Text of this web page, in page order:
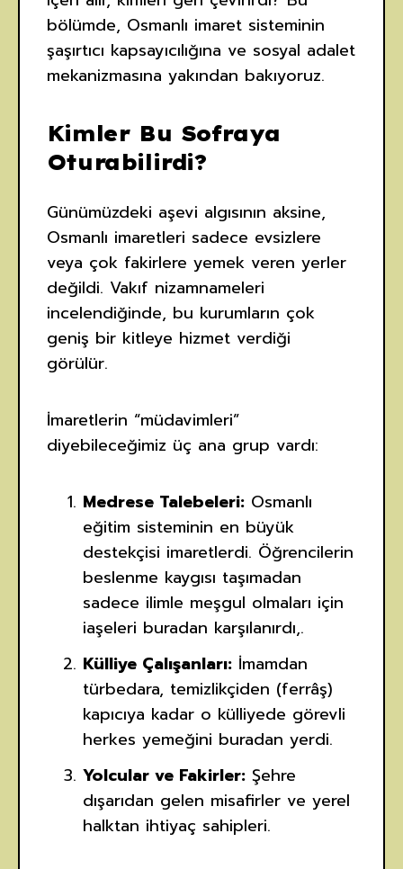
bölümde, Osmanlı imaret sisteminin
şaşırtıcı kapsayıcılığına ve sosyal adalet
mekanizmasına yakından bakıyoruz.
Kimler Bu Sofraya
Oturabilirdi?
Günümüzdeki aşevi algısının aksine,
Osmanlı imaretleri sadece evsizlere
veya çok fakirlere yemek veren yerler
değildi. Vakıf nizamnameleri
incelendiğinde, bu kurumların çok
geniş bir kitleye hizmet verdiği
görülür.
İmaretlerin “müdavimleri”
diyebileceğimiz üç ana grup vardı:
Medrese Talebeleri: Osmanlı
eğitim sisteminin en büyük
destekçisi imaretlerdi. Öğrencilerin
beslenme kaygısı taşımadan
sadece ilimle meşgul olmaları için
iaşeleri buradan karşılanırdı,.
Külliye Çalışanları: İmamdan
türbedara, temizlikçiden (ferrâş)
kapıcıya kadar o külliyede görevli
herkes yemeğini buradan yerdi.
Yolcular ve Fakirler: Şehre
dışarıdan gelen misafirler ve yerel
halktan ihtiyaç sahipleri.